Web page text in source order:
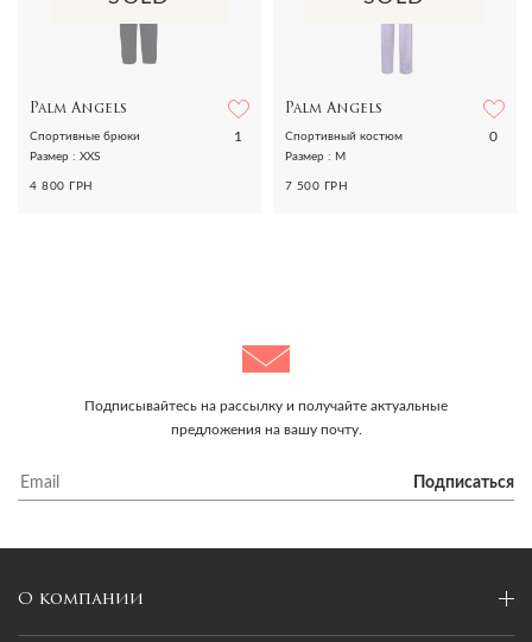
Palm Angels
1
Спортивные брюки
Размер : XXS
4 800 ГРН
Palm Angels
0
Спортивный костюм
Размер : M
7 500 ГРН
Подписывайтесь на рассылку и получайте актуальные
предложения на вашу почту.
Подписаться
О компании